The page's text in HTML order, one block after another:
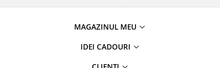
MAGAZINUL MEU
IDEI CADOURI